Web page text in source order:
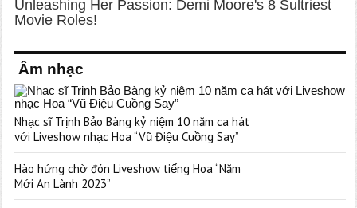
Âm nhạc
Nhạc sĩ Trịnh Bảo Bàng kỷ niệm 10 năm ca hát
với Liveshow nhạc Hoa “Vũ Điệu Cuồng Say”
Hào hứng chờ đón Liveshow tiếng Hoa “Năm
Mới An Lành 2023”